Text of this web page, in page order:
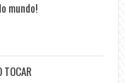
mundo!
TOCAR